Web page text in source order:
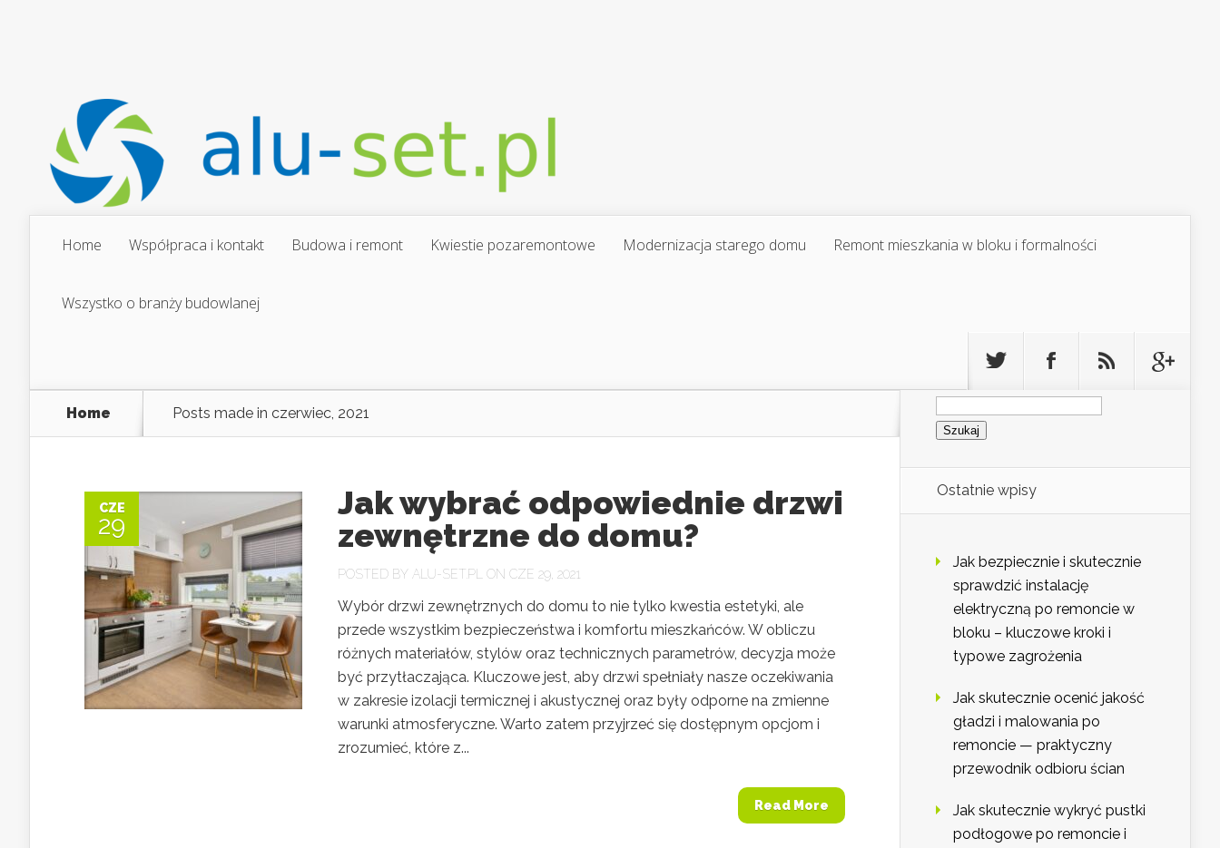
Home Współpraca i kontakt Budowa i remont Kwiestie pozaremontowe Modernizacja starego domu Remont mieszkania w bloku i formalności
Wszystko o branży budowlanej
Home Posts made in czerwiec, 2021
CZE
29
Jak wybrać odpowiednie drzwi
zewnętrzne do domu?
POSTED BY ALU-SET.PL ON CZE 29, 2021
Wybór drzwi zewnętrznych do domu to nie tylko kwestia estetyki, ale
przede wszystkim bezpieczeństwa i komfortu mieszkańców. W obliczu
różnych materiałów, stylów oraz technicznych parametrów, decyzja może
być przytłaczająca. Kluczowe jest, aby drzwi spełniały nasze oczekiwania
w zakresie izolacji termicznej i akustycznej oraz były odporne na zmienne
warunki atmosferyczne. Warto zatem przyjrzeć się dostępnym opcjom i
zrozumieć, które z...
Read More
Szukaj:
Ostatnie wpisy
Jak bezpiecznie i skutecznie
sprawdzić instalację
elektryczną po remoncie w
bloku – kluczowe kroki i
typowe zagrożenia
Jak skutecznie ocenić jakość
gładzi i malowania po
remoncie — praktyczny
przewodnik odbioru ścian
Jak skutecznie wykryć pustki
podłogowe po remoncie i